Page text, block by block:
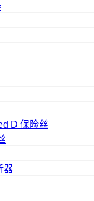
D 保险丝
器